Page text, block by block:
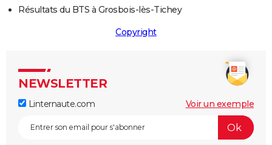
Résultats du BTS à Grosbois-lès-Tichey
Copyright
NEWSLETTER
Linternaute.com Voir un exemple